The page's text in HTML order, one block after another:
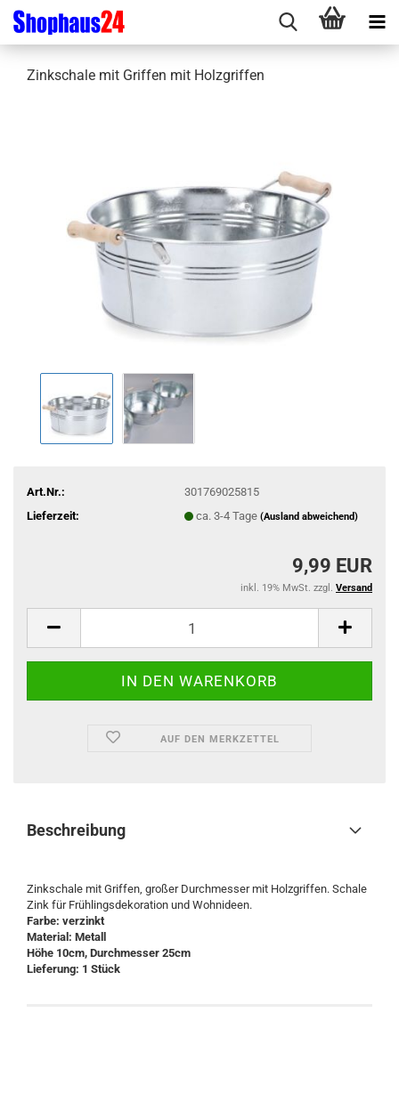
Zinkschale mit Griffen mit Holzgriffen
Art.Nr.:
301769025815
Lieferzeit:
ca. 3-4 Tage (Ausland abweichend)
9,99 EUR
inkl. 19% MwSt. zzgl. Versand
AUF DEN MERKZETTEL
Beschreibung
Zinkschale mit Griffen, großer Durchmesser mit Holzgriffen. Schale
Zink für Frühlingsdekoration und Wohnideen.
Farbe: verzinkt
Material: ​Metall
Höhe 10cm, Durchmesser 25cm
Lieferung: ​1 Stück